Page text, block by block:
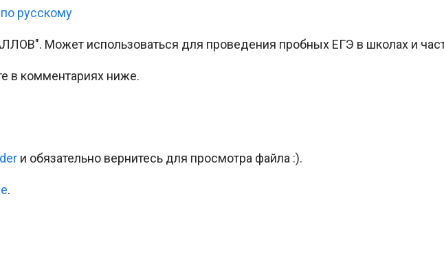
русскому
Может использоваться для проведения пробных ЕГЭ в школах и
в комментариях ниже.
и обязательно вернитесь для просмотра файла :).
.